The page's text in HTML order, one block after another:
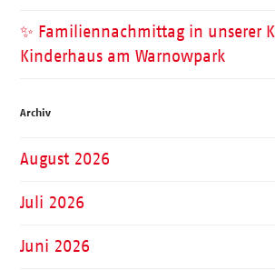
✨ Familiennachmittag in unserer
Kinderhaus am Warnowpark
Archiv
August 2026
Juli 2026
Juni 2026